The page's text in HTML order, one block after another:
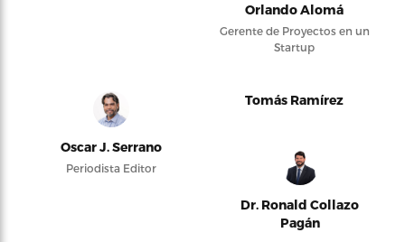
Orlando Alomá
Gerente de Proyectos en un
Startup
Oscar J. Serrano
Periodista Editor
Tomás Ramírez
Dr. Ronald Collazo
Pagán